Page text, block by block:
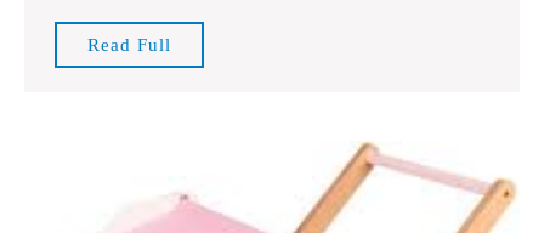
Read Full
Full